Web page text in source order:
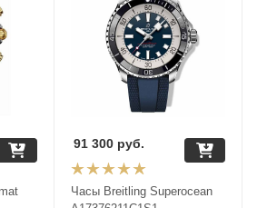
Часы Breitling Superocean
91 300руб.